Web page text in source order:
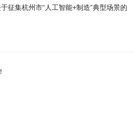
征集杭州市“人工智能+制造”典型场景的